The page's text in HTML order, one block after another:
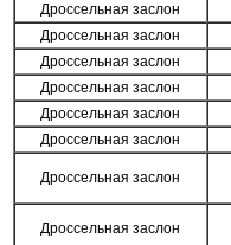
Дроссельная заслон
Дроссельная заслон
Дроссельная заслон
Дроссельная заслон
Дроссельная заслон
Дроссельная заслон
Дроссельная заслон
Дроссельная заслон